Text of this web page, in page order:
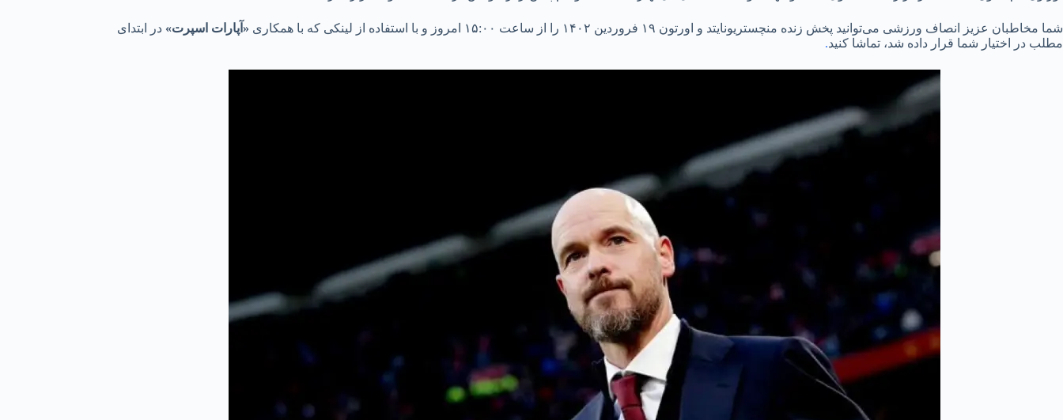
شما مخاطبان عزیز انصاف ورزشی می‌توانید پخش زنده منچستریونایتد و اورتون ۱۹ فروردین ۱۴۰۲ را از ساعت ۱۵:۰۰ امروز و با استفاده از لینکی که با همکاری «آپارات اسپرت» در ابتدای
مطلب در اختیار شما قرار داده شد، تماشا کنید.